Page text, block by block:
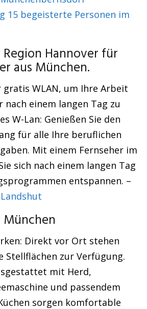
15 begeisterte Personen im
Region Hannover für
aus München.
gratis WLAN, um Ihre Arbeit
nach einem langen Tag zu
W-Lan: Genießen Sie den
für alle Ihre beruflichen
Mit einem Fernseher im
sich nach einem langen Tag
entspannen. –
München
Direkt vor Ort stehen
Stellflächen zur Verfügung.
mit Herd,
und passendem
sorgen komfortable